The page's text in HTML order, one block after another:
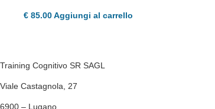
€ 85.00Aggiungi al carrello
Training Cognitivo SR SAGL
Viale Castagnola, 27
6900 – Lugano